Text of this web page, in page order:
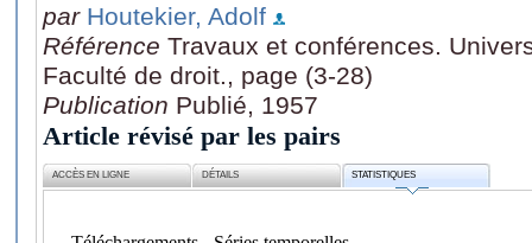
par Houtekier, Adolf
Référence Travaux et conférences.
Faculté de droit., page (3-28)
Publication Publié, 1957
Article révisé par les pairs
ACCÈS EN LIGNE DÉTAILS STATISTIQUES